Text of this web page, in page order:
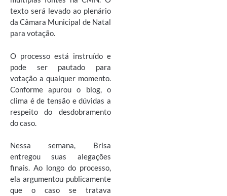
texto será levado ao plenário
da Câmara Municipal de Natal
para votação.
O processo está instruído e
pode ser pautado para
votação a qualquer momento.
Conforme apurou o blog, o
clima é de tensão e dúvidas a
respeito do desdobramento
do caso.
Nessa semana, Brisa
entregou suas alegações
finais. Ao longo do processo,
ela argumentou publicamente
que o caso se tratava